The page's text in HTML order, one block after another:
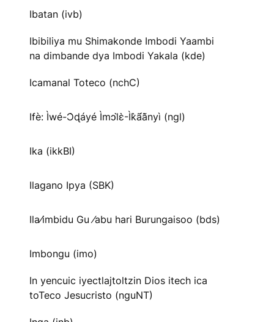
Ibatan (ivb)
Ibibiliya mu Shimakonde Imbodi Yaambi
na dimbande dya Imbodi Yakala (kde)
Icamanal Toteco (nchC)
Ifè: Ìwé-Ɔ̀ɖáyé Ìmↄl̀ɛ̀-Ìk̀ã́ã̀nyì (ngl)
Ika (ikkBI)
Ilagano Ipya (SBK)
Ila⁄imbidu Gu ⁄abu hari Burungaisoo (bds)
Imbongu (imo)
In yencuic iyectlajtoltzin Dios itech ica
toTeco Jesucristo (nguNT)